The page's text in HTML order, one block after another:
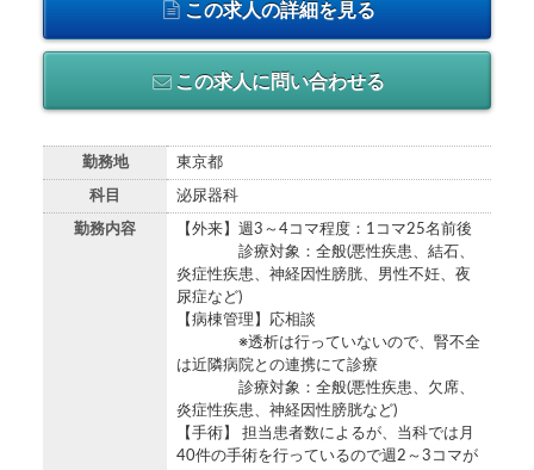
この求人の詳細を見る
この求人に問い合わせる
勤務地 東京都
科目 泌尿器科
勤務内容
【外来】週3～4コマ程度：1コマ25名前後
診療対象：全般(悪性疾患、結石、
炎症性疾患、神経因性膀胱、男性不妊、夜
尿症など)
【病棟管理】応相談
※透析は行っていないので、腎不全
は近隣病院との連携にて診療
診療対象：全般(悪性疾患、欠席、
炎症性疾患、神経因性膀胱など)
【手術】 担当患者数によるが、当科では月
40件の手術を行っているので週2～3コマが